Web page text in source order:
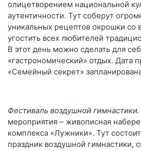
олицетворением национальной
аутентичности. Тут соберут
уникальных рецептов окрошки со
угостить всех любителей
В этот день можно сделать для
«гастрономический» отдых. Дата
«Семейный секрет»
Фестиваль воздушной гимнастики.
мероприятия – живописная
комплекса «Лужники». Тут
праздник воздушной гимнастики,